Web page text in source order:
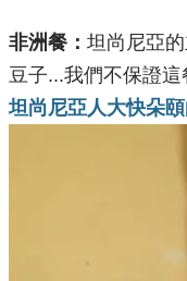
非洲餐： 坦尚尼亞
豆子...我們不保證
坦尚尼亞人大快朵